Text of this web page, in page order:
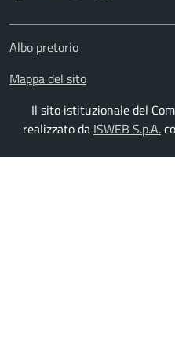
Albo pretorio
Mappa del sito
Il sito istituzionale del
realizzato da ISWEB S.p.A.